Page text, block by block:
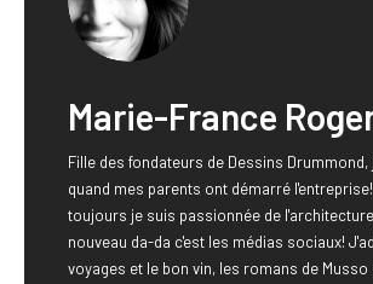
Marie-France
Fille des fondateurs de Dessins Drummond,
quand mes parents ont démarré
toujours je suis passionnée de
nouveau da-da c'est les médias sociaux!
voyages et le bon vin, les romans de Musso